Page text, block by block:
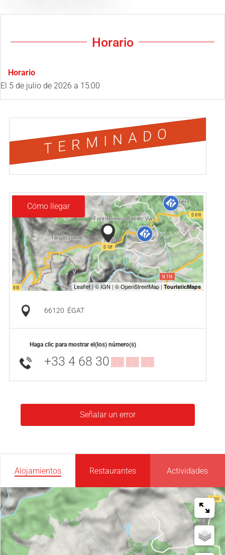
Horario
Horario
El 5 de julio de 2026 a 15:00
TERMINADO
Cómo llegar
66120 ÉGAT
Haga clic para mostrar el(los) número(s)
+33 4 68 30▒▒ ▒▒ ▒▒
Señalar un error
Alojamientos Restaurantes Actividades